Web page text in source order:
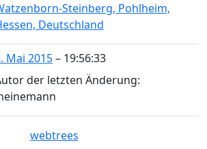
Steinberg, Pohlheim,
Deutschland
Mai 2015– 19:56:33
der letzten Änderung:
webtrees